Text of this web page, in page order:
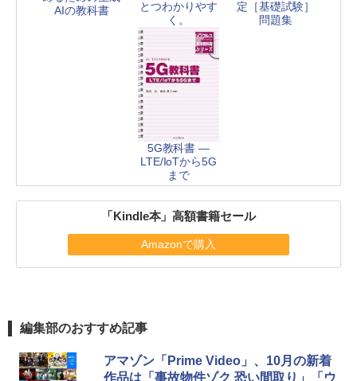
AIの教科書
とつわかりやす
く。
定［基礎試験］
問題集
5G教科書 ―
LTE/IoTから5G
まで
「Kindle本」高額書籍セール
Amazonで購入
編集部のおすすめ記事
アマゾン「Prime Video」、10月の新着
作品は「事故物件ゾク 恐い間取り」「ウ